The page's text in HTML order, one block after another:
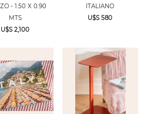
- 1.50 X 0.90
MTS
U$S 2,100
ITALIANO
U$S 580